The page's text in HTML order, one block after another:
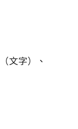
文字）、